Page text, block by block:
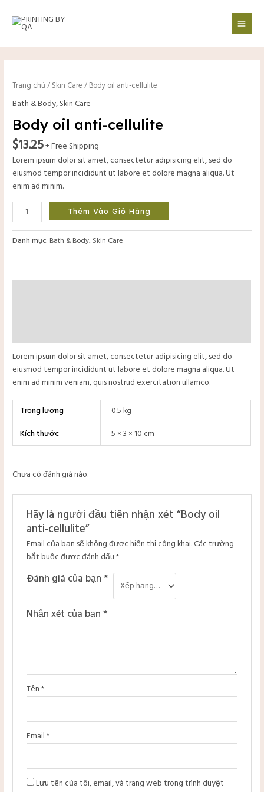
dung
Trang chủ/Skin Care / Body oil anti-cellulite
Bath & Body,Skin Care
Body oil anti-cellulite
$13.25+ Free Shipping
Lorem ipsum dolor sit amet, consectetur adipisicing elit, sed do
eiusmod tempor incididunt ut labore et dolore magna aliqua. Ut
enim ad minim.
oil
cellulite
số
Thêm Vào Giỏ Hàng
Danh mục: Bath & Body, Skin Care
Lorem ipsum dolor sit amet, consectetur adipisicing elit, sed do
eiusmod tempor incididunt ut labore et dolore magna aliqua. Ut
enim ad minim veniam, quis nostrud exercitation ullamco.
Trọng lượng
0.5 kg
Kích thước
5 × 3 × 10 cm
Chưa có đánh giá nào.
Hãy là người đầu tiên nhận xét “Body oil
anti-cellulite”
Email của bạn sẽ không được hiển thị công khai.Các trường
bắt buộc được đánh dấu*
Đánh giá của bạn*
Nhận xét của bạn*
Tên*
Email*
Lưu tên của tôi, email, và trang web trong trình duyệt